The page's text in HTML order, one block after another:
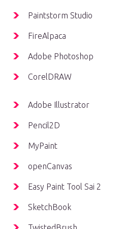
Paintstorm Studio
FireAlpaca
Adobe Photoshop
CorelDRAW
Adobe Illustrator
Pencil2D
MyPaint
openCanvas
Easy Paint Tool Sai 2
SketchBook